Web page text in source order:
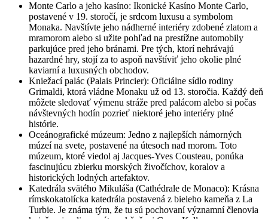
Monte Carlo a jeho kasíno: Ikonické Kasíno Monte Carlo,
postavené v 19. storočí, je srdcom luxusu a symbolom
Monaka. Navštívte jeho nádherné interiéry zdobené zlatom a
mramorom alebo si užite pohľad na prestížne automobily
parkujúce pred jeho bránami. Pre tých, ktorí nehrávajú
hazardné hry, stojí za to aspoň navštíviť jeho okolie plné
kaviarní a luxusných obchodov.
Kniežací palác (Palais Princier): Oficiálne sídlo rodiny
Grimaldi, ktorá vládne Monaku už od 13. storočia. Každý deň
môžete sledovať výmenu stráže pred palácom alebo si počas
návštevných hodín pozrieť niektoré jeho interiéry plné
histórie.
Oceánografické múzeum: Jedno z najlepších námorných
múzeí na svete, postavené na útesoch nad morom. Toto
múzeum, ktoré viedol aj Jacques-Yves Cousteau, ponúka
fascinujúcu zbierku morských živočíchov, koralov a
historických lodných artefaktov.
Katedrála svätého Mikuláša (Cathédrale de Monaco): Krásna
rímskokatolícka katedrála postavená z bieleho kameňa z La
Turbie. Je známa tým, že tu sú pochovaní významní členovia